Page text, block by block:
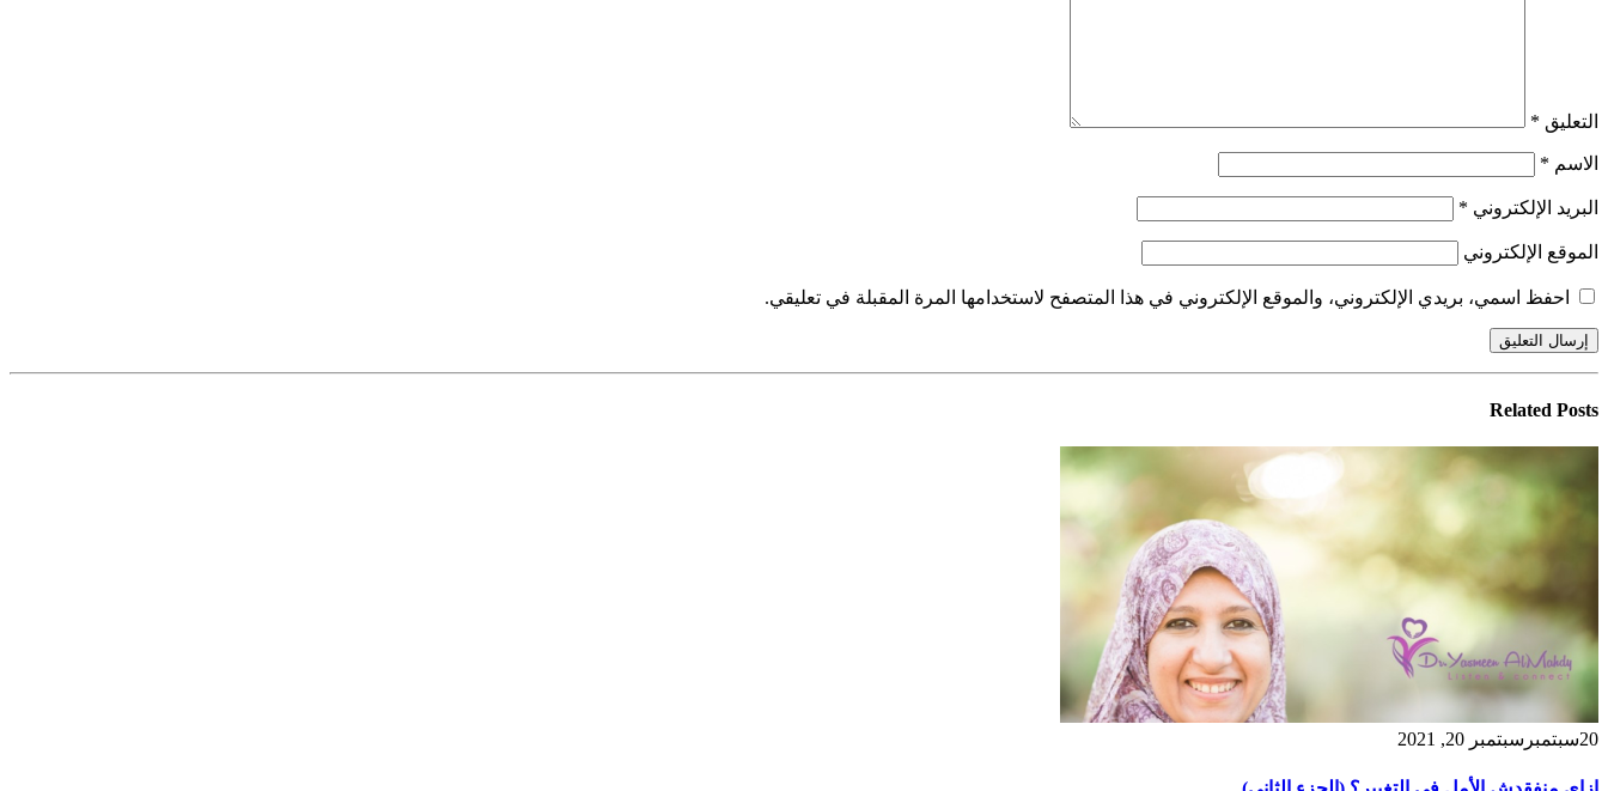
التعليق *
الاسم *
البريد الإلكتروني *
الموقع الإلكتروني
احفظ اسمي، بريدي الإلكتروني، والموقع الإلكتروني في هذا المتصفح لاستخدامها المرة المقبلة في تعليقي.
Related Posts
20سبتمبر سبتمبر 20, 2021